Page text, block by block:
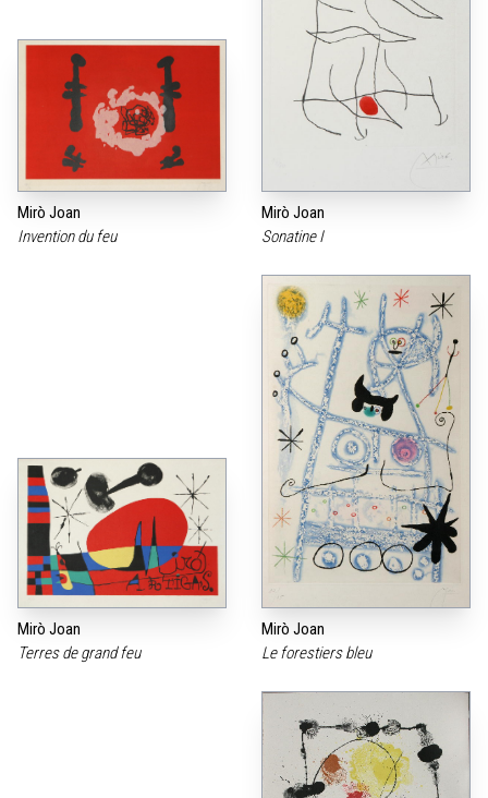
Mirò Joan
Invention du feu
Mirò Joan
Sonatine I
Mirò Joan
Terres de grand feu
Mirò Joan
Le forestiers bleu